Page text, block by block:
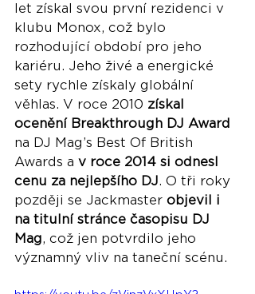
let získal svou první rezidenci v
klubu Monox, což bylo
rozhodující období pro jeho
kariéru. Jeho živé a energické
sety rychle získaly globální
věhlas. V roce 2010 získal
ocenění Breakthrough DJ Award
na DJ Mag’s Best Of British
Awards a v roce 2014 si odnesl
cenu za nejlepšího DJ. O tři roky
později se Jackmaster objevil i
na titulní stránce časopisu DJ
Mag, což jen potvrdilo jeho
významný vliv na taneční scénu.